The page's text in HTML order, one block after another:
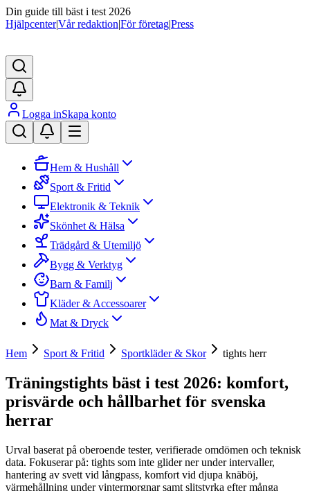
Din guide till bäst i test 2026
Hjälpcenter|Vår redaktion|För företag|Press
Logga inSkapa konto
Hem & Hushåll
Sport & Fritid
Elektronik & Teknik
Skönhet & Hälsa
Trädgård & Utemiljö
Bygg & Verktyg
Barn & Familj
Kläder & Accessoarer
Mat & Dryck
Hem Sport & Fritid Sportkläder & Skor tights herr
Träningstights bäst i test 2026: komfort,
prisvärde och hållbarhet för svenska
herrar
Urval baserat på oberoende tester, verifierade omdömen och teknisk
data. Fokuserar på: tights som inte glider ner under intervaller,
hantering av svett vid långpass, komfort vid djupa knäböj,
värmehållning under vintermorgnar samt slitstyrka efter många